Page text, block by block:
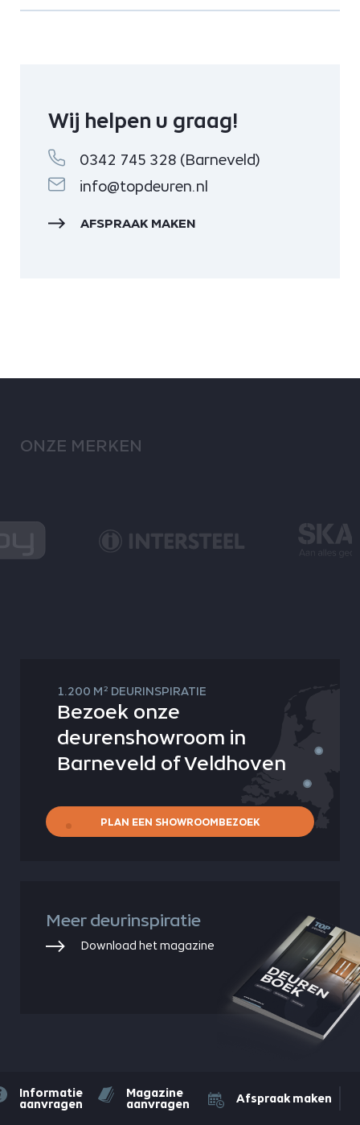
Wij helpen u graag!
0342 745 328 (Barneveld)
info@topdeuren.nl
AFSPRAAK MAKEN
ONZE MERKEN
Meer deurinspiratie
Download het magazine
1.200 M2 DEURINSPIRATIE
Bezoek onze
deurenshowroom in
Barneveld of Veldhoven
PLAN EEN SHOWROOMBEZOEK
Informatie
aanvragen
Magazine
aanvragen
Afspraak maken